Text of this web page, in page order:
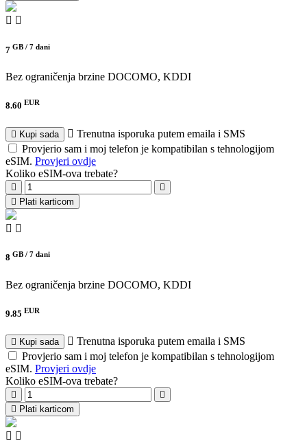
7 GB / 7 dani
Bez ograničenja brzine DOCOMO, KDDI
8.60 EUR
Kupi sada
Trenutna isporuka putem emaila i SMS
Provjerio sam i moj telefon je kompatibilan s tehnologijom
eSIM. Provjeri ovdje
Koliko eSIM-ova trebate?
Plati karticom
8 GB / 7 dani
Bez ograničenja brzine DOCOMO, KDDI
9.85 EUR
Kupi sada
Trenutna isporuka putem emaila i SMS
Provjerio sam i moj telefon je kompatibilan s tehnologijom
eSIM. Provjeri ovdje
Koliko eSIM-ova trebate?
Plati karticom